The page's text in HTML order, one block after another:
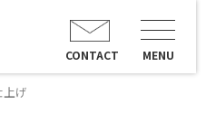
MENU
CONTACT
上げ